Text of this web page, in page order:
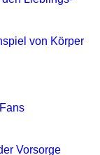
von Körper
Vorsorge